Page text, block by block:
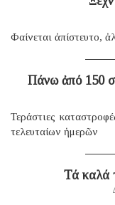
Φαίνεται ἀπίστευτο,
Πάνω ἀπό 150
Τεράστιες
τελευταίων ἡμερῶν
Τά καλά